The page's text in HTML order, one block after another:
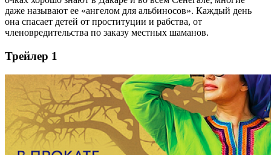
даже называют ее «ангелом для альбиносов». Каждый день
она спасает детей от проституции и рабства, от
членовредительства по заказу местных шаманов.
Трейлер 1